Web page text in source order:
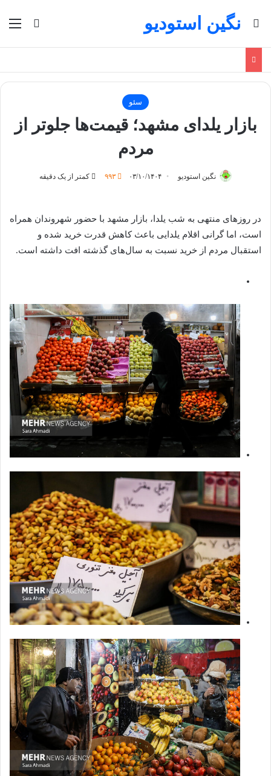
تغییر نگین استودیو
جستجو برای
سئو
بازار یلدای مشهد؛ قیمت‌ها جلوتر از
مردم
نگین استودیو ۰۳/۱۰/۱۴۰۴ ۹۹۳ کمتر از یک دقیقه
در روزهای منتهی به شب یلدا، بازار مشهد با حضور شهروندان همراه
است، اما گرانی اقلام یلدایی باعث کاهش قدرت خرید شده و
استقبال مردم از خرید نسبت به سال‌های گذشته افت داشته است.